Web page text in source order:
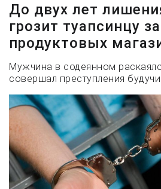
До двух лет
грозит туапсинцу
продуктовых
Мужчина в содеянном
совершал преступления